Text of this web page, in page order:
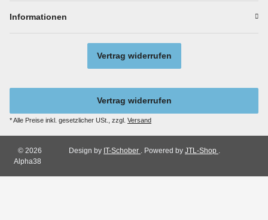
Informationen
Vertrag widerrufen
Vertrag widerrufen
* Alle Preise inkl. gesetzlicher USt., zzgl. Versand
© 2026
Alpha38
Design by IT-Schober . Powered by JTL-Shop